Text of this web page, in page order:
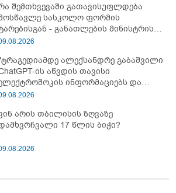
შემთხვევაში გათავისუფლდება
სასკოლო ფორმის
- განათლების მინისტრის
ალექსანდრე გაბაშვილი
ის აწვდის თავისი
ინფორმაციებს და
გათიშავს თუ არა პიროვნებას,
ავალიანის დედა
არის თბილისის ზღვაზე
17 წლის ბიჭი?